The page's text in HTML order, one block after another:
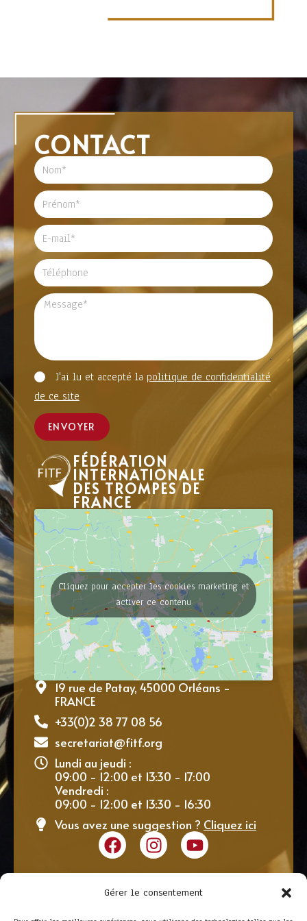
Gérer le consentement
CONTACT
J'ai lu et accepté la politique de confidentialité
de ce site
ENVOYER
FÉDÉRATION
INTERNATIONALE
DES TROMPES DE
FRANCE
Cliquez pour accepter les cookies marketing et
activer ce contenu
19 rue de Patay, 45000 Orléans -
FRANCE
+33(0)2 38 77 08 56
secretariat@fitf.org
Lundi au jeudi :
09:00 - 12:00 et 13:30 - 17:00
Vendredi :
09:00 - 12:00 et 13:30 - 16:30
Vous avez une suggestion ? Cliquez ici